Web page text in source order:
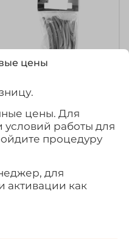
Кембрик
силиконовый
флуоресцентный Три
20шт/уп)
90₽
цены
цены. Для
условий работы для
процедуру
для
активации как